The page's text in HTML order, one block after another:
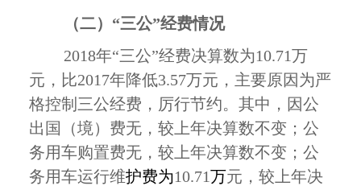
（二）“三公”经费情况
2018年“三公”经费决算数为10.71万
元，比2017年降低3.57万元，主要原因为严
格控制三公经费，厉行节约。其中，因公
出国（境）费无，较上年决算数不变；公
务用车购置费无，较上年决算数不变；公
务用车运行维护费为10.71万元，较上年决